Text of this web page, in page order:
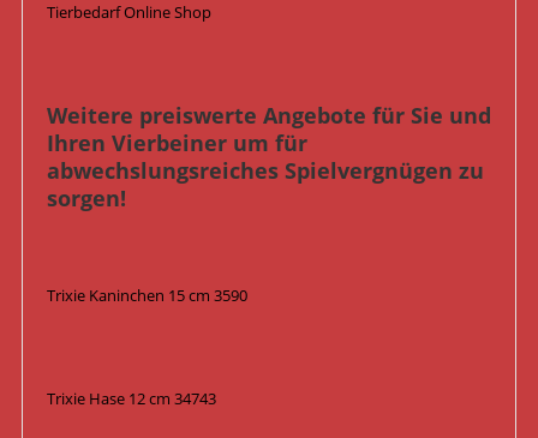
Tierbedarf Online Shop
Weitere preiswerte Angebote für Sie und
Ihren Vierbeiner um für
abwechslungsreiches Spielvergnügen zu
sorgen!
Trixie Kaninchen 15 cm 3590
Trixie Hase 12 cm 34743